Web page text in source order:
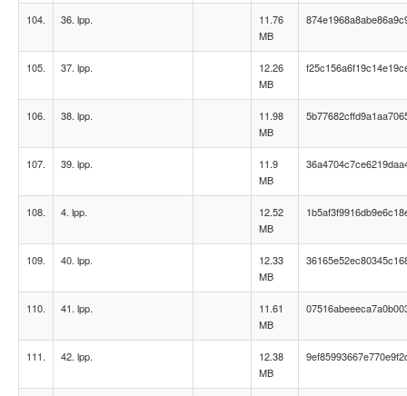
104. 36. lpp.
11.76
MB
105. 37. lpp.
12.26
MB
106. 38. lpp.
11.98
MB
107. 39. lpp.
11.9
MB
108. 4. lpp.
12.52
MB
109. 40. lpp.
12.33
MB
110. 41. lpp.
11.61
MB
111. 42. lpp.
12.38
MB